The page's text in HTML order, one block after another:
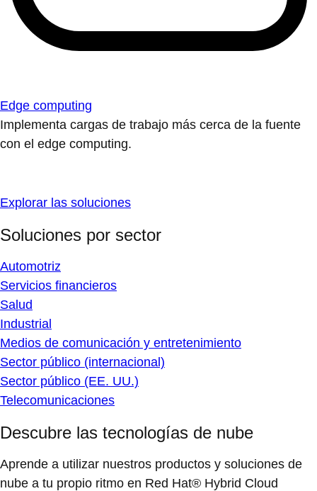
Edge computing
Implementa cargas de trabajo más cerca de la fuente
con el edge computing.
Explorar las soluciones
Soluciones por sector
Automotriz
Servicios financieros
Salud
Industrial
Medios de comunicación y entretenimiento
Sector público (internacional)
Sector público (EE. UU.)
Telecomunicaciones
Descubre las tecnologías de nube
Aprende a utilizar nuestros productos y soluciones de
nube a tu propio ritmo en Red Hat® Hybrid Cloud